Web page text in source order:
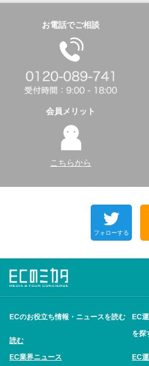
お電話でご相談
会員メリット
こちらから
フォローする
ECのお役立ち情報・ニュースを読む
読む
EC業界ニュース
EC
を探
EC